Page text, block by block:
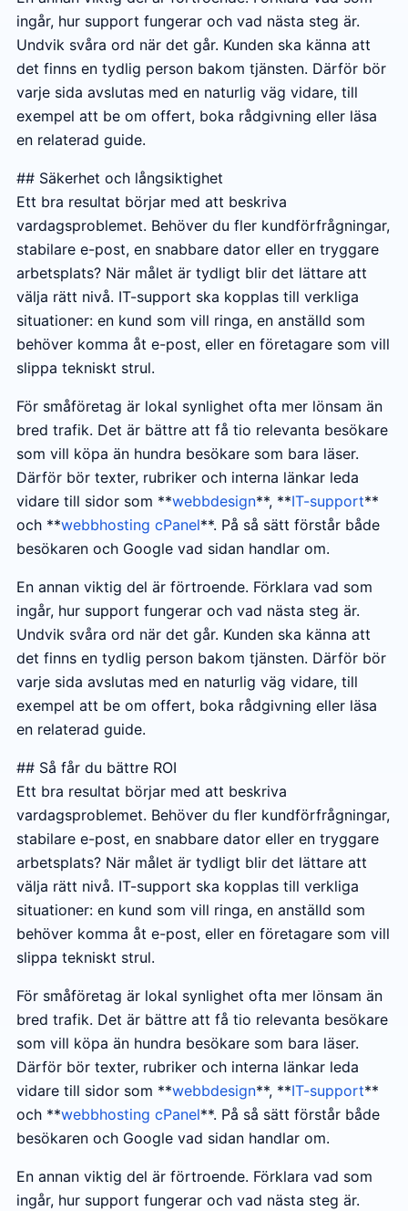
ingår, hur support fungerar och vad nästa steg är.
Undvik svåra ord när det går. Kunden ska känna att
det finns en tydlig person bakom tjänsten. Därför bör
varje sida avslutas med en naturlig väg vidare, till
exempel att be om offert, boka rådgivning eller läsa
en relaterad guide.
## Säkerhet och långsiktighet
Ett bra resultat börjar med att beskriva
vardagsproblemet. Behöver du fler kundförfrågningar,
stabilare e-post, en snabbare dator eller en tryggare
arbetsplats? När målet är tydligt blir det lättare att
välja rätt nivå. IT-support ska kopplas till verkliga
situationer: en kund som vill ringa, en anställd som
behöver komma åt e-post, eller en företagare som vill
slippa tekniskt strul.
För småföretag är lokal synlighet ofta mer lönsam än
bred trafik. Det är bättre att få tio relevanta besökare
som vill köpa än hundra besökare som bara läser.
Därför bör texter, rubriker och interna länkar leda
vidare till sidor som **webbdesign**, **IT-support**
och **webbhosting cPanel**. På så sätt förstår både
besökaren och Google vad sidan handlar om.
En annan viktig del är förtroende. Förklara vad som
ingår, hur support fungerar och vad nästa steg är.
Undvik svåra ord när det går. Kunden ska känna att
det finns en tydlig person bakom tjänsten. Därför bör
varje sida avslutas med en naturlig väg vidare, till
exempel att be om offert, boka rådgivning eller läsa
en relaterad guide.
## Så får du bättre ROI
Ett bra resultat börjar med att beskriva
vardagsproblemet. Behöver du fler kundförfrågningar,
stabilare e-post, en snabbare dator eller en tryggare
arbetsplats? När målet är tydligt blir det lättare att
välja rätt nivå. IT-support ska kopplas till verkliga
situationer: en kund som vill ringa, en anställd som
behöver komma åt e-post, eller en företagare som vill
slippa tekniskt strul.
För småföretag är lokal synlighet ofta mer lönsam än
bred trafik. Det är bättre att få tio relevanta besökare
som vill köpa än hundra besökare som bara läser.
Därför bör texter, rubriker och interna länkar leda
vidare till sidor som **webbdesign**, **IT-support**
och **webbhosting cPanel**. På så sätt förstår både
besökaren och Google vad sidan handlar om.
En annan viktig del är förtroende. Förklara vad som
ingår, hur support fungerar och vad nästa steg är.